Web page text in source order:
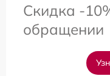
Скидка -
обращении